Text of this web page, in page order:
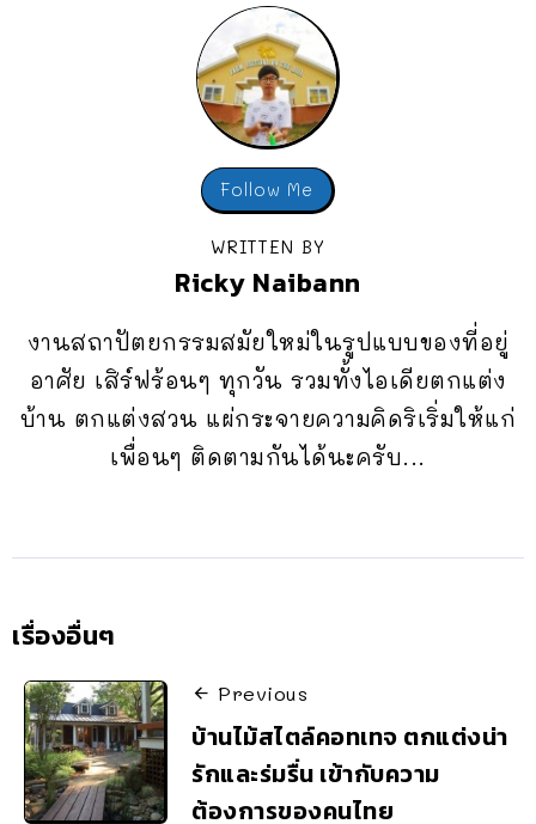
Follow Me
WRITTEN BY
Ricky Naibann
งานสถาปัตยกรรมสมัยใหม่ในรูปแบบของที่อยู่
อาศัย เสิร์ฟร้อนๆ ทุกวัน รวมทั้งไอเดียตกแต่ง
บ้าน ตกแต่งสวน แผ่กระจายความคิดริเริ่มให้แก่
เพื่อนๆ ติดตามกันได้นะครับ...
เรื่องอื่นๆ
Previous
บ้านไม้สไตล์คอทเทจ ตกแต่งน่า
รักและร่มรื่น เข้ากับความ
ต้องการของคนไทย